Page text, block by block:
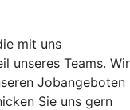
mit uns
unseres Teams. Wir
Jobangeboten
Sie uns gern